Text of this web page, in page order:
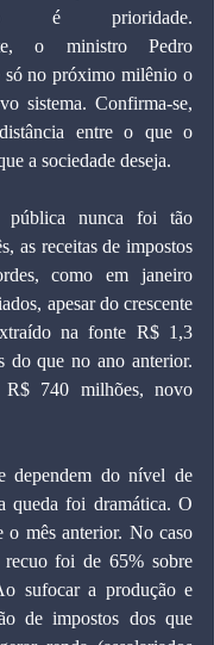
é prioridade.
o ministro Pedro
no próximo milênio o
sistema. Confirma-se,
entre o que o
a sociedade deseja.
as receitas de impostos
como em janeiro
apesar do crescente
na fonte R$ 1,3
do que no ano anterior.
740 milhões, novo
queda foi dramática. O
o mês anterior. No caso
recuo foi de 65% sobre
sufocar a produção e
de impostos dos que